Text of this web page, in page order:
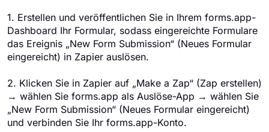
1. Erstellen und veröffentlichen Sie in Ihrem forms.app-
Dashboard Ihr Formular, sodass eingereichte Formulare
das Ereignis „New Form Submission“ (Neues Formular
eingereicht) in Zapier auslösen.
2. Klicken Sie in Zapier auf „Make a Zap“ (Zap erstellen)
→ wählen Sie forms.app als Auslöse-App → wählen Sie
„New Form Submission“ (Neues Formular eingereicht)
und verbinden Sie Ihr forms.app-Konto.